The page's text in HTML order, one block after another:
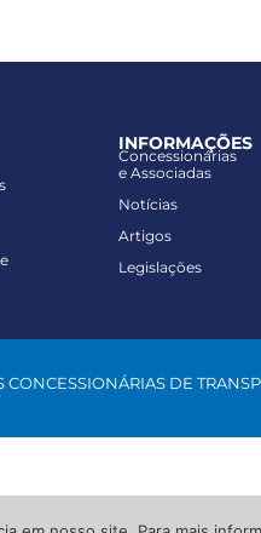
INFORMAÇÕES
Concessionárias
e Associadas
Notícias
Artigos
Legislações
CONCESSIONÁRIAS DE